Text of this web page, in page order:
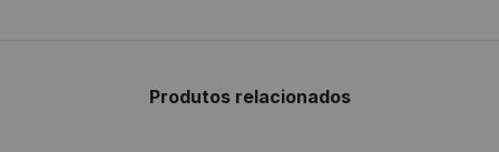
Produtos relacionados